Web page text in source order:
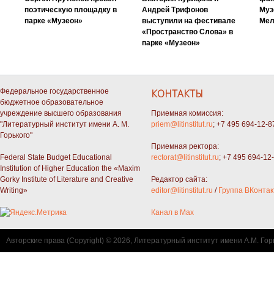
поэтическую площадку в
парке «Музеон»
Андрей Трифонов
выступили на фестивале
«Пространство Слова» в
парке «Музеон»
Федеральное государственное
бюджетное образовательное
учреждение высшего образования
"Литературный институт имени А. М.
Горького"
Federal State Budget Educational
Institution of Higher Education the «Maxim
Gorky Institute of Literature and Creative
Writing»
КОНТАКТЫ
Приемная комиссия:
priem@litinstitut.ru; +7 495 694-12-
Приемная ректора:
rectorat@litinstitut.ru; +7 495 694-
Редактор сайта:
editor@litinstitut.ru / Группа
Канал в Max
Авторские права (Copyright) © 2026, Литературный институт имени А.М.